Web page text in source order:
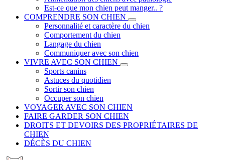
Est-ce que mon chien peut manger.. ?
COMPRENDRE SON CHIEN
Personnalité et caractère du chien
Comportement du chien
Langage du chien
Communiquer avec son chien
VIVRE AVEC SON CHIEN
Sports canins
Astuces du quotidien
Sortir son chien
Occuper son chien
VOYAGER AVEC SON CHIEN
FAIRE GARDER SON CHIEN
DROITS ET DEVOIRS DES PROPRIÉTAIRES DE
CHIEN
DÉCÈS DU CHIEN